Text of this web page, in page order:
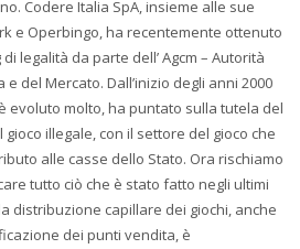
Codere Italia SpA, insieme alle sue
e Operbingo, ha recentemente ottenuto
legalità da parte dell’ Agcm – Autorità
del Mercato. Dall’inizio degli anni 2000
evoluto molto, ha puntato sulla tutela del
illegale, con il settore del gioco che
alle casse dello Stato. Ora rischiamo
tutto ciò che è stato fatto negli ultimi
distribuzione capillare dei giochi, anche
dei punti vendita, è